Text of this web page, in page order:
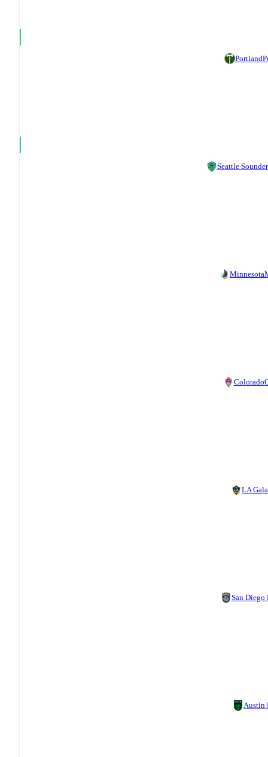
Portland
Seattle
Minnesota
Colorado
LA
San Diego
Austin